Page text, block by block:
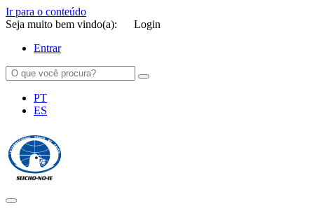
Ir para o conteúdo
Seja muito bem vindo(a):
Login
Entrar
PT
ES